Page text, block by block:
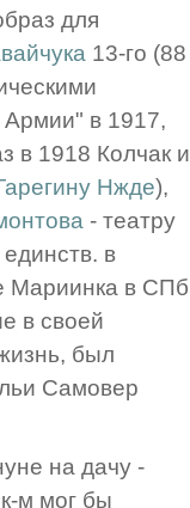
для
13-го (88
Армии" в 1917,
в 1918 Колчак и
Нжде),
- театру
в
Мариинка в СПб
в своей
был
Самовер
на дачу -
м мог бы